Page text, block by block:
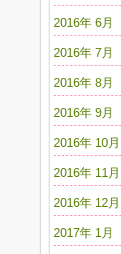
2016年 6月
2016年 7月
2016年 8月
2016年 9月
2016年 10月
2016年 11月
2016年 12月
2017年 1月